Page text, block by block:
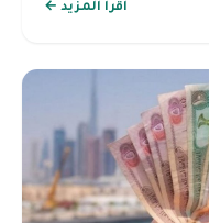
اقرأ المزيد ←